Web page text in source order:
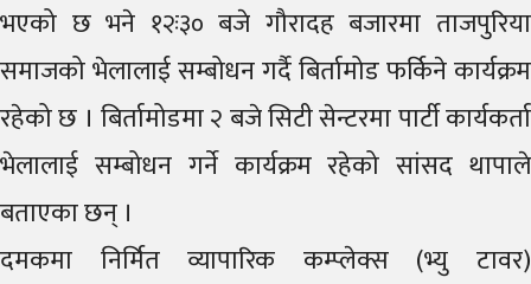
भएको छ भने १२ः३० बजे गौरादह बजारमा ताजपुरिया
समाजको भेलालाई सम्बोधन गर्दै बिर्तामोड फर्किने कार्यक्रम
रहेको छ । बिर्तामोडमा २ बजे सिटी सेन्टरमा पार्टी कार्यकर्ता
भेलालाई सम्बोधन गर्ने कार्यक्रम रहेको सांसद थापाले
बताएका छन् ।
दमकमा निर्मित व्यापारिक कम्प्लेक्स (भ्यु टावर)